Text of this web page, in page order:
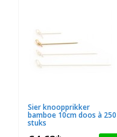
Sier knoopprikker
bamboe 10cm doos à 250
stuks